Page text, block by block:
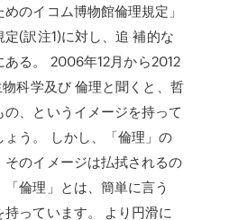
めのイコム博物館倫理規定」
(訳注1)に対し、追 補的な
ある。 2006年12月から2012
科学及び 倫理と聞くと、哲
、というイメージを持って
う。 しかし、「倫理」の
のイメージは払拭されるの
倫理」とは、簡単に言う
っています。 より円滑に